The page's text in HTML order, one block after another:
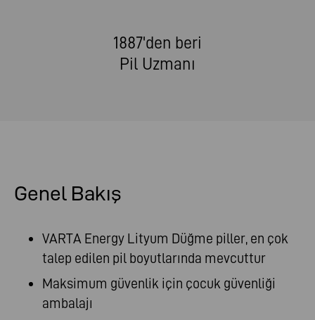
1887'den beri
Pil Uzmanı
Genel Bakış
VARTA Energy Lityum Düğme piller, en çok
talep edilen pil boyutlarında mevcuttur
Maksimum güvenlik için çocuk güvenliği
ambalajı